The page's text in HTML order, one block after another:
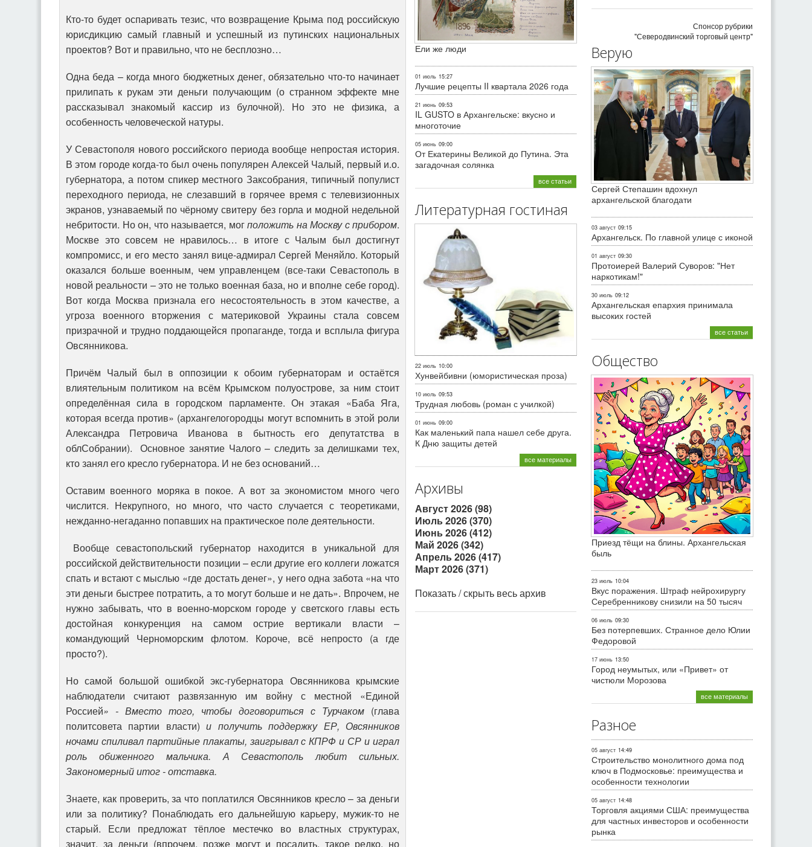
Кто-то будет оспаривать тезис, что возвращение Крыма под российскую
юрисдикцию самый главный и успешный из путинских национальных
проектов? Вот и правильно, что не бесплозно…
Одна беда – когда много бюджетных денег, обязательно что-то начинает
прилипать к рукам эти деньги получающим (о странном эффекте мне
рассказывал знакомый кассир из булочной). Но это не физика, а
особенность человеческой натуры.
У Севастополя нового российского периода вообще непростая история.
В этом городе когда-то был очень популярен Алексей Чалый, первый и.о.
губернатора, а потом спикер местного Заксобрания, типичный популист
переходного периода, не слезавший в горячее время с телевизионных
экранов, узнаваемый по чёрному свитеру без горла и модной недельной
небритости. Но он, что называется, могположить на Москву с прибором.
Москве это совсем не нравилось… в итоге с Чалым был достигнут
компромисс, и его место занял вице-адмирал Сергей Меняйло. Который
оказался больше военным, чем управленцем (все-таки Севастополь в
новой реальности – это не только военная база, но и вполне себе город).
Вот когда Москва признала его несостоятельность в этом качестве, а
угроза военного вторжения с материковой Украины стала совсем
призрачной и трудно поддающейся пропаганде, тогда и всплыла фигура
Овсянникова.
Причём Чалый был в оппозиции к обоим губернаторам и остаётся
влиятельным политиком на всём Крымском полуострове, за ним стоит
определённая сила в городском парламенте. Он этакая «Баба Яга,
которая всегда против» (архангелогородцы могут вспомнить в этой роли
Александра Петровича Иванова в бытность его депутатства в
облСобрании). Основное занятие Чалого – следить за делишками тех,
кто занял его кресло губернатора. И не без оснований…
Оставим военного моряка в покое. А вот за экономистом много чего
числится. Некрупного, но много, что часто случается с теоретиками,
нежданно-негаданно попавших на практическое поле деятельности.
Вообще севастопольский губернатор находится в уникальной для
российской действительности позиции – если другие его коллеги ложатся
спать и встают с мыслью «где достать денег», у него одна забота «на что
эти деньги быстрее потратить, а то могут больше и не дать». Впрочем, не
нужно забывать, что в военно-морском городе у светского главы есть
достойная конкуренция на самом острие вертикали власти –
командующий Черноморским флотом. Короче, всё непросто (а где
просто?).
Но самой большой ошибкой экс-губернатора Овсянникова крымские
наблюдатели считают развязанную им войну с местной «Единой
Россией» - Вместо того, чтобы договориться с Турчаком (глава
политсовета партии власти) и получить поддержку ЕР, Овсянников
ночами спиливал партийные плакаты, заигрывал с КПРФ и СР и играл
роль обиженного мальчика. А Севастополь любит сильных.
Закономерный итог - отставка.
Знаете, как проверить, за что поплатился Овсянников кресло – за деньги
или за политику? Понаблюдать его дальнейшую карьеру, мужик-то не
старый. Если предложат тёплое местечко во властных структурах,
значит, за деньги (впрочем, позже могут и посадить, такое редко, но
Ели же люди
01 июль 15:27
Лучшие рецепты II квартала 2026 года
21 июнь 09:53
IL GUSTO в Архангельске: вкусно и
многоточие
05 июнь 09:00
От Екатерины Великой до Путина. Эта
загадочная солянка
все статьи
Литературная гостиная
22 июль 10:00
Хунвейбивни (юмористическая проза)
10 июль 09:53
Трудная любовь (роман с училкой)
01 июнь 09:00
Как маленький папа нашел себе друга.
К Дню защиты детей
все материалы
Архивы
Август 2026 (98)
Июль 2026 (370)
Июнь 2026 (412)
Май 2026 (342)
Апрель 2026 (417)
Март 2026 (371)
Показать / скрыть весь архив
Спонсор рубрики
"Северодвинский торговый центр"
Верую
Сергей Степашин вдохнул
архангельской благодати
03 август 09:15
Архангельск. По главной улице с иконой
01 август 09:30
Протоиерей Валерий Суворов: "Нет
наркотикам!"
30 июль 09:12
Архангельская епархия принимала
высоких гостей
все статьи
Общество
Приезд тёщи на блины. Архангельская
быль
23 июль 10:04
Вкус поражения. Штраф нейрохирургу
Серебренникову снизили на 50 тысяч
06 июль 09:30
Без потерпевших. Странное дело Юлии
Федоровой
17 июнь 13:50
Город неумытых, или «Привет» от
чистюли Морозова
все материалы
Разное
05 август 14:49
Строительство монолитного дома под
ключ в Подмосковье: преимущества и
особенности технологии
05 август 14:48
Торговля акциями США: преимущества
для частных инвесторов и особенности
рынка